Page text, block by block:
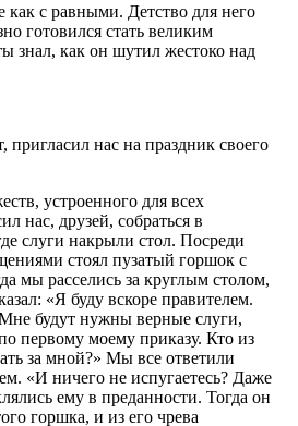
с равными. Детство для него
готовился стать великим
знал, как он шутил жестоко над
нас на праздник своего
устроенного для всех
нас, друзей, собраться в
слуги накрыли стол. Посреди
стоял пузатый горшок с
мы расселись за круглым столом,
«Я буду вскоре правителем.
будут нужны верные слуги,
первому моему приказу. Кто из
за мной?» Мы все ответили
«И ничего не испугаетесь? Даже
ему в преданности. Тогда он
горшка, и из его чрева